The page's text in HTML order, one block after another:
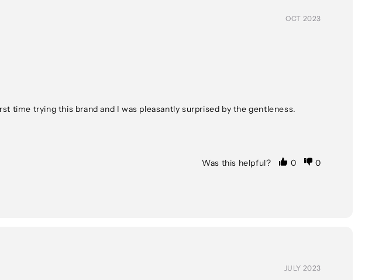
OCT 2023
time trying this brand and I was pleasantly surprised by the gentleness.
Was this helpful? 0 0
JULY 2023